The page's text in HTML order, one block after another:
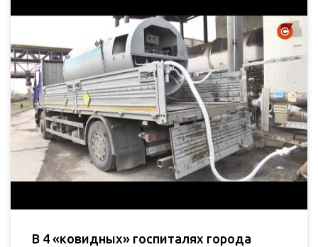
В 4 «ковидных» госпиталях города